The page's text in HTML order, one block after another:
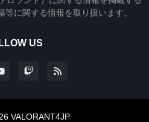
等に関する情報を取り扱います。
US
VALORANT4JP